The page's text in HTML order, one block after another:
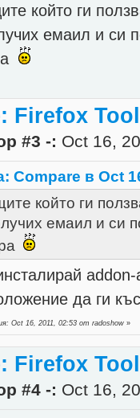
който ги
емаил и си
Firefox
#3 -: Oct 16,
Compare в Oct
който ги
емаил и си
да ги
Oct 16, 2011, 02:53 от radoshow »
Firefox
#4 -: Oct 16,